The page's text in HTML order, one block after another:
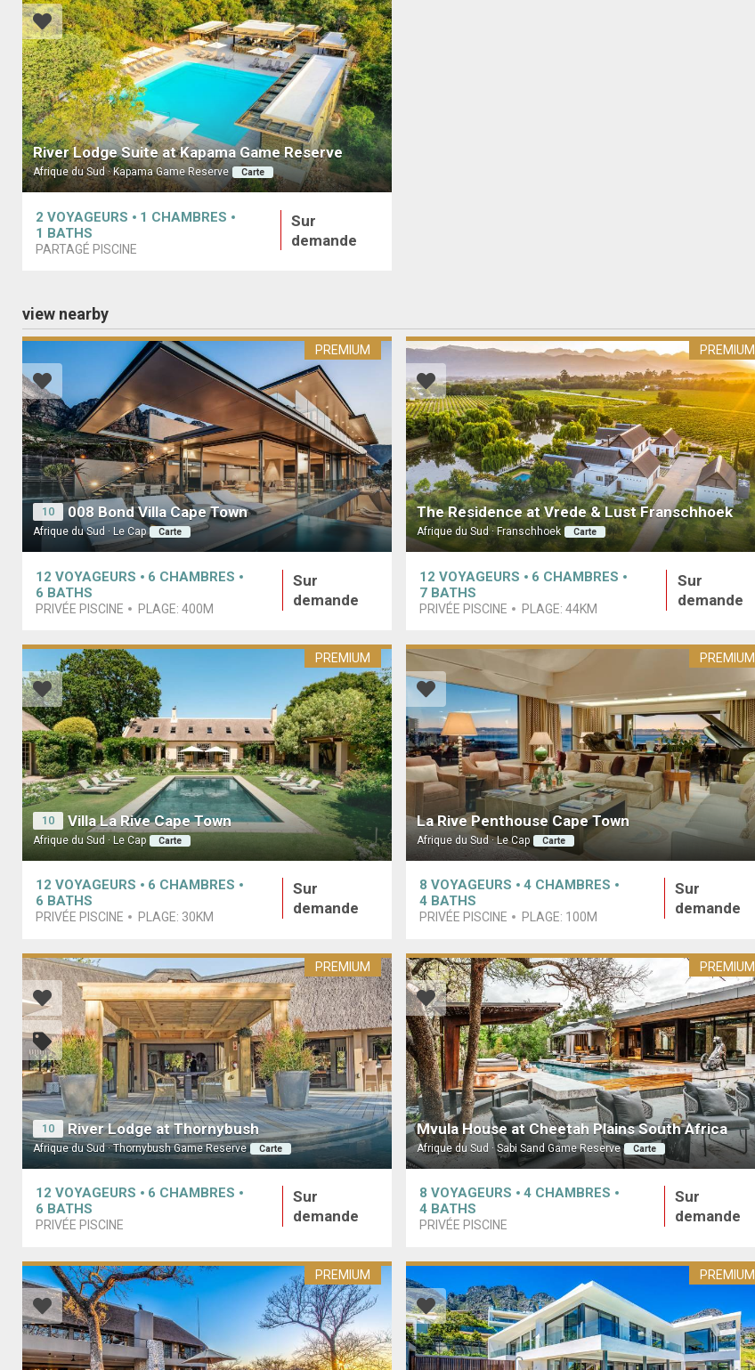
River Lodge Suite at Kapama Game Reserve
Afrique du Sud · Kapama Game Reserve Carte
2 VOYAGEURS 1 CHAMBRES
1 BATHS
PARTAGÉ PISCINE
Sur
demande
view nearby
10 008 Bond Villa Cape Town
Afrique du Sud · Le Cap Carte
PREMIUM
12 VOYAGEURS 6 CHAMBRES
6 BATHS
PRIVÉE PISCINE PLAGE: 400M
Sur
demande
The Residence at Vrede & Lust Franschhoek
Afrique du Sud · Franschhoek Carte
PREMIUM
12VOYAGEURS 6 CHAMBRES
7 BATHS
PRIVÉE PISCINE PLAGE:44KM
Sur
demande
10 Villa La Rive Cape Town
Afrique du Sud · Le Cap Carte
PREMIUM
12 VOYAGEURS 6 CHAMBRES
6 BATHS
PRIVÉE PISCINE PLAGE: 30KM
Sur
demande
La Rive Penthouse Cape Town
Afrique du Sud · Le Cap Carte
PREMIUM
8VOYAGEURS 4 CHAMBRES
4 BATHS
PRIVÉE PISCINE PLAGE: 100M
Sur
demande
10 River Lodge at Thornybush
Afrique du Sud · Thornybush Game Reserve Carte
PREMIUM
12 VOYAGEURS 6 CHAMBRES
6 BATHS
PRIVÉE PISCINE
Sur
demande
Mvula House at Cheetah Plains South Africa
Afrique du Sud · Sabi Sand Game Reserve Carte
PREMIUM
8VOYAGEURS 4 CHAMBRES
4 BATHS
PRIVÉE PISCINE
Sur
demande
PREMIUM PREMIUM